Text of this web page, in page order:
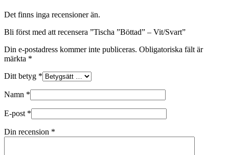
Det finns inga recensioner än.
Bli först med att recensera ”Tischa ”Böttad” – Vit/Svart”
Din e-postadress kommer inte publiceras. Obligatoriska fält är
märkta *
Ditt betyg *
Namn *
E-post *
Din recension *